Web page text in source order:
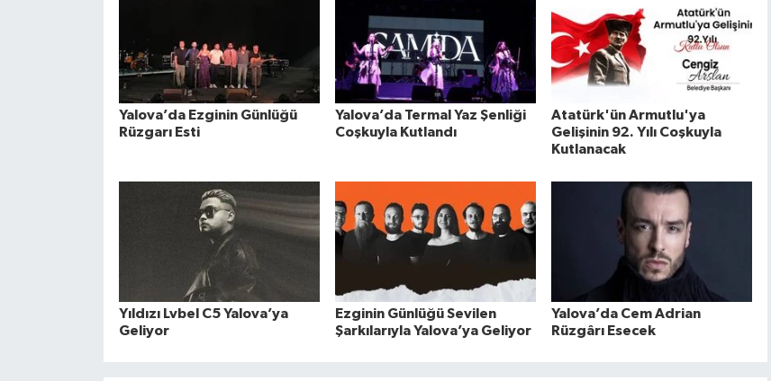
Yalova’da Ezginin Günlüğü
Rüzgarı Esti
Yalova’da Termal Yaz Şenliği
Coşkuyla Kutlandı
Atatürk'ün Armutlu'ya
Gelişinin 92. Yılı Coşkuyla
Kutlanacak
Yıldızı Lvbel C5 Yalova’ya
Geliyor
Ezginin Günlüğü Sevilen
Şarkılarıyla Yalova’ya Geliyor
Yalova’da Cem Adrian
Rüzgârı Esecek